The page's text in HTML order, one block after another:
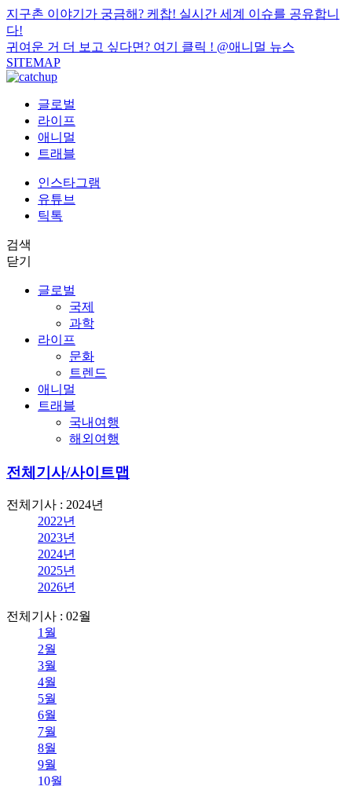
지구촌 이야기가 궁금해? 케찹! 실시간 세계 이슈를 공유합니
다!
귀여운 거 더 보고 싶다면? 여기 클릭 ! @애니멀 뉴스
SITEMAP
글로벌
라이프
애니멀
트래블
인스타그램
유튜브
틱톡
검색
닫기
글로벌
국제
과학
라이프
문화
트렌드
애니멀
트래블
국내여행
해외여행
전체기사/사이트맵
전체기사 : 2024년
2022년
2023년
2024년
2025년
2026년
전체기사 : 02월
1월
2월
3월
4월
5월
6월
7월
8월
9월
10월